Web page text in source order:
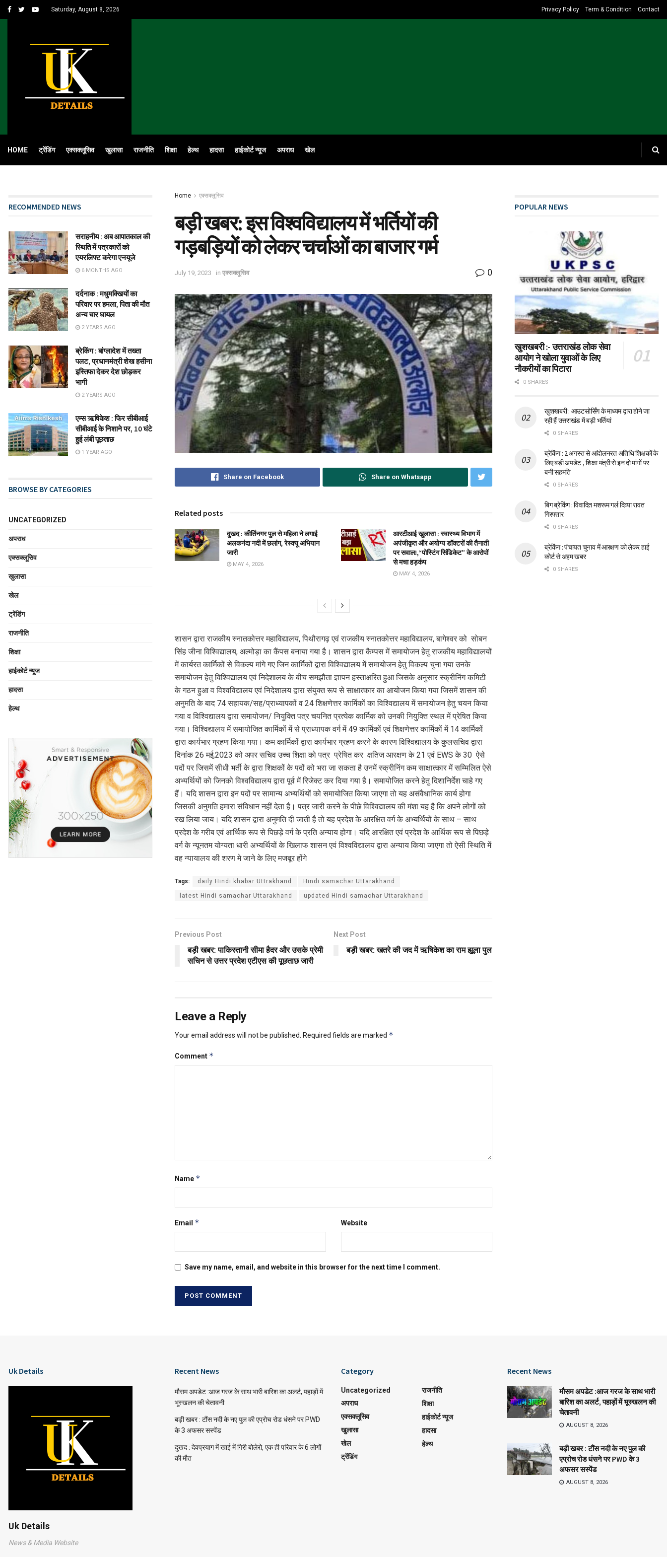
Saturday, August 8, 2026 Privacy Policy Term & Condition Contact
HOME ट्रेंडिंग एक्सक्लूसिव खुलासा राजनीति शिक्षा हेल्थ हादसा हाईकोर्ट न्यूज अपराध खेल
Home एक्सक्लूसिव
बड़ी खबर: इस विश्वविद्यालय में भर्तियों की
गड़बड़ियों को लेकर चर्चाओं का बाजार गर्म
July 19, 2023 in एक्सक्लूसिव 0
Share on Facebook Share on Whatsapp
Related posts
दुखद : कीर्तिनगर पुल से महिला ने लगाई
अलकनंदा नदी में छलांग, रेस्क्यू अभियान
जारी
MAY 4, 2026
आरटीआई खुलासा : स्वास्थ्य विभाग में
अपंजीकृत और अयोग्य डॉक्टरों की तैनाती
पर सवाल!,“पोस्टिंग सिंडिकेट” के आरोपों
से मचा हड़कंप
MAY 4, 2026
शासन द्वारा राजकीय स्नातकोत्तर महाविद्यालय, पिथौरागढ़ एवं राजकीय स्नातकोत्तर महाविद्यालय, बागेश्वर को सोबन
सिंह जीना विश्विद्यालय, अल्मोड़ा का कैंपस बनाया गया है। शासन द्वारा कैम्पस में समायोजन हेतु राजकीय महाविद्यालयों
में कार्यरत कार्मिकों से विकल्प मांगे गए जिन कार्मिकों द्वारा विश्विद्यालय में समायोजन हेतु विकल्प चुना गया उनके
समायोजन हेतु विश्विद्यालय एवं निदेशालय के बीच समझौता ज्ञापन हस्ताक्षरित हुआ जिसके अनुसार स्क्रीनिंग कमिटी
के गठन हुआ व विश्वविद्यालय एवं निदेशालय द्वारा संयुक्त रूप से साक्षात्कार का आयोजन किया गया जिसमें शासन की
अनुमति के बाद 74 सहायक/सह/प्राध्यापकों व 24 शिक्षणेत्तर कार्मिकों का विश्विद्यालय में समायोजन हेतु चयन किया
गया व विश्विद्यालय द्वारा समायोजन/ नियुक्ति पत्र चयनित प्रत्येक कार्मिक को उनकी नियुक्ति स्थल में प्रेषित किया
गया। विश्विद्यालय में समायोजित कार्मिकों में से प्राध्यापक वर्ग में 49 कार्मिकों एवं शिक्षणेत्तर कार्मिकों में 14 कार्मिकों
द्वारा कार्यभार ग्रहण किया गया। कम कार्मिकों द्वारा कार्यभार ग्रहण करने के कारण विश्विद्यालय के कुलसचिव द्वारा
दिनांक 26 मई,2023 को अपर सचिव उच्च शिक्षा को पत्र प्रेषित कर क्षतिज आरक्षण के 21 एवं EWS के 30 ऐसे
पदों पर जिसमें सीधी भर्ती के द्वारा शिक्षकों के पदों को भरा जा सकता है उनमें स्क्रीनिंग कम साक्षात्कार में सम्मिलित ऐसे
अभ्यर्थियों को जिनको विश्वविद्यालय द्वारा पूर्व में रिजेक्ट कर दिया गया है। समायोजित करने हेतु दिशानिर्देश चाहे गए
हैं। यदि शासन द्वारा इन पदों पर सामान्य अभ्यर्थियों को समायोजित किया जाएगा तो यह असंवैधानिक कार्य होगा
जिसकी अनुमति हमारा संविधान नहीं देता है। पत्र जारी करने के पीछे विश्विद्यालय की मंशा यह है कि अपने लोगों को
रख लिया जाय। यदि शासन द्वारा अनुमति दी जाती है तो यह प्रदेश के आरक्षित वर्ग के अभ्यर्थियों के साथ – साथ
प्रदेश के गरीब एवं आर्थिक रूप से पिछड़े वर्ग के प्रति अन्याय होगा। यदि आरक्षित एवं प्रदेश के आर्थिक रूप से पिछड़े
वर्ग के न्यूनतम योग्यता धारी अभ्यर्थियों के खिलाफ शासन एवं विश्वविद्यालय द्वारा अन्याय किया जाएगा तो ऐसी स्थिति में
वह न्यायालय की शरण मे जाने के लिए मजबूर होंगे
Tags: daily Hindi khabar Uttrakhand Hindi samachar Uttarakhand
latest Hindi samachar Uttarakhand updated Hindi samachar Uttarakhand
Previous Post
बड़ी खबर: पाकिस्तानी सीमा हैदर और उसके प्रेमी
सचिन से उत्तर प्रदेश एटीएस की पूछताछ जारी
Next Post
बड़ी खबर: खतरे की जद में ऋषिकेश का राम झूला पुल
Leave a Reply
Your email address will not be published. Required fields are marked *
Comment *
Name *
Email * Website
Save my name, email, and website in this browser for the next time I comment.
RECOMMENDED NEWS
सराहनीय : अब आपातकाल की
स्थिति में पत्रकारों को
एयरलिफ्ट करेगा एनयूजे
6 MONTHS AGO
दर्दनाक : मधुमक्खियों का
परिवार पर हमला, पिता की मौत
अन्य चार घायल
2 YEARS AGO
ब्रेकिंग : बांग्लादेश में तख्ता
पलट, प्रधानमंत्री शेख हसीना
इस्तिफा देकर देश छोड़कर
भागी
2 YEARS AGO
एम्स ऋषिकेश : फिर सीबीआई
सीबीआई के निशाने पर, 10 घंटे
हुई लंबी पूछताछ
1 YEAR AGO
BROWSE BY CATEGORIES
UNCATEGORIZED
अपराध
एक्सक्लूसिव
खुलासा
खेल
ट्रेंडिंग
राजनीति
शिक्षा
हाईकोर्ट न्यूज
हादसा
हेल्थ
POPULAR NEWS
खुशखबरी :- उत्तराखंड लोक सेवा
आयोग ने खोला युवाओं के लिए
नौकरीयों का पिटारा
0 SHARES
खुशखबरी : आउटसोर्सिंग के माध्यम द्वारा होने जा
रही हैं उत्तराखंड में बड़ी भर्तियां
0 SHARES
ब्रेकिंग : 2 अगस्त से आंदोलनरत अतिथि शिक्षकों के
लिए बड़ी अपडेट , शिक्षा मंत्री से इन दो मांगों पर
बनी सहमति
0 SHARES
बिग ब्रेकिंग : विवादित मशरूम गर्ल दिव्या रावत
गिरफ्तार
0 SHARES
ब्रेकिंग : पंचायत चुनाव में आरक्षण को लेकर हाई
कोर्ट से अहम खबर
0 SHARES
Uk Details
Uk Details
News & Media Website
Recent News
मौसम अपडेट :आज गरज के साथ भारी बारिश का अलर्ट, पहाड़ों में
भूस्खलन की चेतावनी
बड़ी खबर : टौंस नदी के नए पुल की एप्रोच रोड धंसने पर PWD
के 3 अफसर सस्पेंड
दुखद : देवप्रयाग में खाई में गिरी बोलेरो, एक ही परिवार के 6 लोगों
की मौत
Category
Uncategorized
अपराध
एक्सक्लूसिव
खुलासा
खेल
ट्रेंडिंग
राजनीति
शिक्षा
हाईकोर्ट न्यूज
हादसा
हेल्थ
Recent News
मौसम अपडेट :आज गरज के साथ भारी
बारिश का अलर्ट, पहाड़ों में भूस्खलन की
चेतावनी
AUGUST 8, 2026
बड़ी खबर : टौंस नदी के नए पुल की
एप्रोच रोड धंसने पर PWD के 3
अफसर सस्पेंड
AUGUST 8, 2026